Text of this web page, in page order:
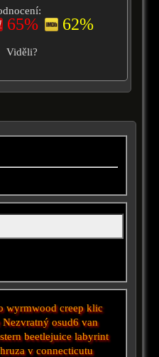
65% 62%
Viděli?
wyrmwood creep klic
Nezvratný osud6 van
beetlejuice labyrint
hruza v connecticutu